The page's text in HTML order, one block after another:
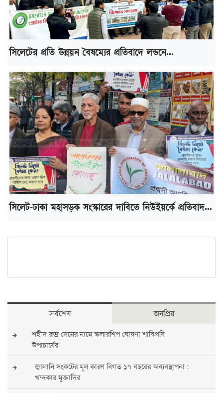
সিলেটের প্রতি উন্নয়ন বৈষম্যের প্রতিবাদে লন্ডনে...
সিলেট-ঢাকা মহাসড়ক সংস্কারের দাবিতে নিউইয়র্কে প্রতিবাদ...
সর্বশেষ জনপ্রিয়
শহীদ রুদ্র সেনের নামে স্কলারশিপ ঘোষণা শাবিপ্রবি
উপাচার্যের
জ্বালানি সংকটের মূল কারণ বিগত ১৭ বছরের অব্যবস্থাপনা :
খন্দকার মুক্তাদির